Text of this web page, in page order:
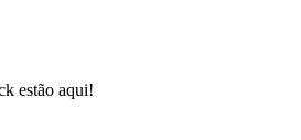
estão aqui!